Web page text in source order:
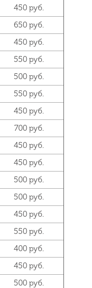
450 руб.
650 руб.
450 руб.
550 руб.
500 руб.
550 руб.
450 руб.
700 руб.
450 руб.
450 руб.
500 руб.
500 руб.
450 руб.
550 руб.
400 руб.
450 руб.
500 руб.